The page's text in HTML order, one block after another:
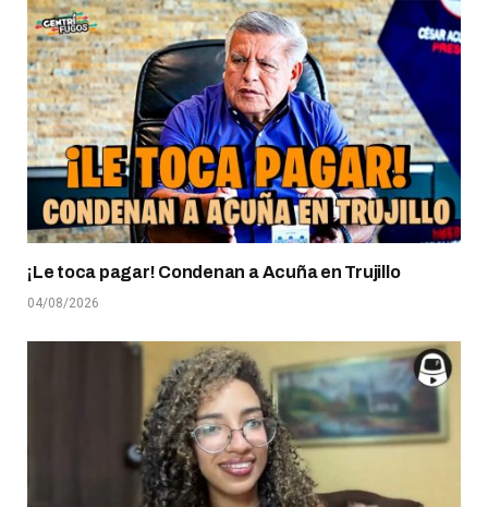
¡Le toca pagar! Condenan a Acuña en Trujillo
04/08/2026